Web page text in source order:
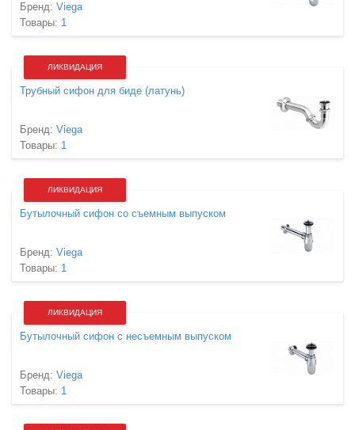
Бренд: Viega
Товары: 1
ЛИКВИДАЦИЯ
Трубный сифон для биде (латунь)
Бренд: Viega
Товары: 1
ЛИКВИДАЦИЯ
Бутылочный сифон со съемным выпуском
Бренд: Viega
Товары: 1
ЛИКВИДАЦИЯ
Бутылочный сифон с несъемным выпуском
Бренд: Viega
Товары: 1